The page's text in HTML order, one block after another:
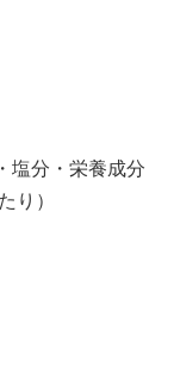
塩分・栄養成分
り）